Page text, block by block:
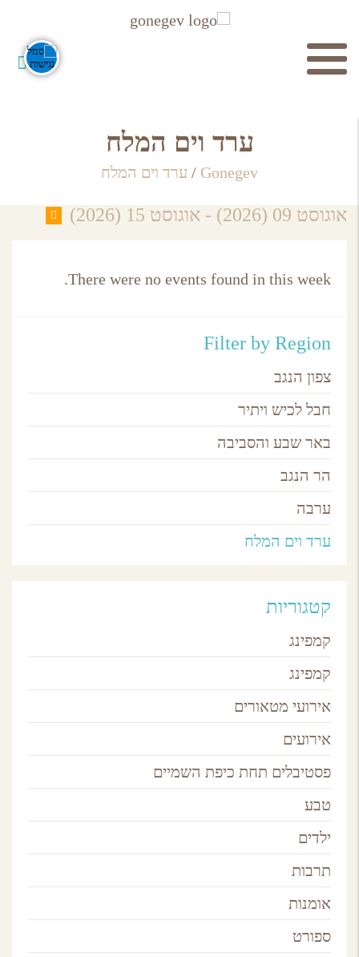
חיפוש
ערד וים המלח
Gonegev
/ ערד וים המלח
אוגוסט 09 (2026) - אוגוסט 15 (2026)
There were no events found in this week.
Filter by Region
צפון הנגב
חבל לכיש ויתיר
באר שבע והסביבה
הר הנגב
ערבה
ערד וים המלח
קטגוריות
קמפינג
קמפינג
אירועי מטאורים
אירועים
פסטיבלים תחת כיפת השמיים
טבע
ילדים
תרבות
אומנות
ספורט